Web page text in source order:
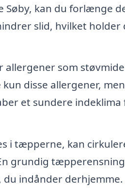
kan du forlænge
slid, hvilket holder
som
disse allergener, men
et sundere indeklima
i tæpperne, kan
grundig tæpperensning
indånder derhjemme.